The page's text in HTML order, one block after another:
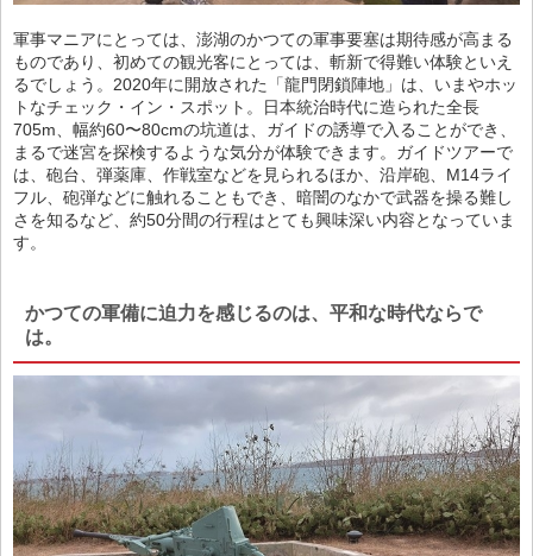
軍事マニアにとっては、澎湖のかつての軍事要塞は期待感が高まる
ものであり、初めての観光客にとっては、斬新で得難い体験といえ
るでしょう。2020年に開放された「龍門閉鎖陣地」は、いまやホッ
トなチェック・イン・スポット。日本統治時代に造られた全長
705m、幅約60〜80cmの坑道は、ガイドの誘導で入ることができ、
まるで迷宮を探検するような気分が体験できます。ガイドツアーで
は、砲台、弾薬庫、作戦室などを見られるほか、沿岸砲、M14ライ
フル、砲弾などに触れることもでき、暗闇のなかで武器を操る難し
さを知るなど、約50分間の行程はとても興味深い内容となっていま
す。
かつての軍備に迫力を感じるのは、平和な時代ならで
は。